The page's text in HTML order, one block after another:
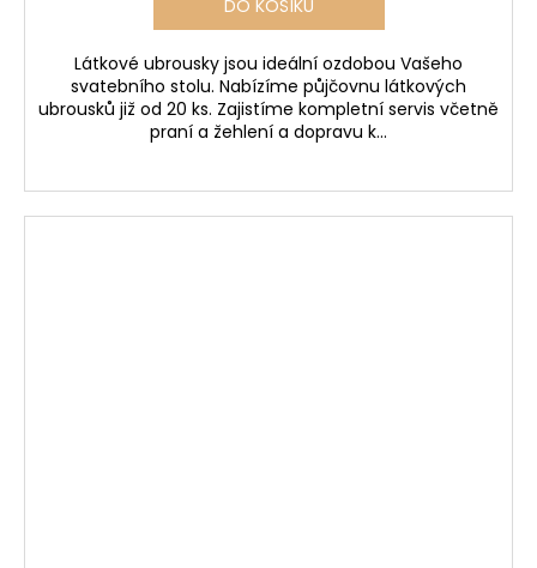
DO KOŠÍKU
Látkové ubrousky jsou ideální ozdobou Vašeho
svatebního stolu. Nabízíme půjčovnu látkových
ubrousků již od 20 ks. Zajistíme kompletní servis včetně
praní a žehlení a dopravu k...